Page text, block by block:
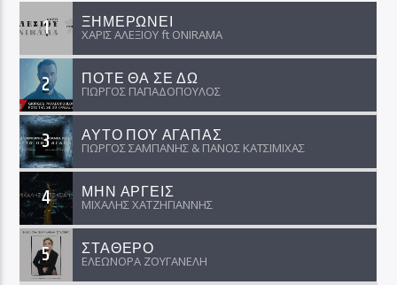
1 ΞΗΜΕΡΩΝΕΙ
ΧΑΡΙΣ ΑΛΕΞΙΟΥ ft ΟNIRAMA
2 ΠΟΤΕ ΘΑ ΣΕ ΔΩ
ΓΙΩΡΓΟΣ ΠΑΠΑΔΟΠΟΥΛΟΣ
3 ΑΥΤΟ ΠΟΥ ΑΓΑΠΑΣ
ΓΙΩΡΓΟΣ ΣΑΜΠΑΝΗΣ & ΠΑΝΟΣ ΚΑΤΣΙΜΙΧΑΣ
4 ΜΗΝ ΑΡΓΕΙΣ
ΜΙΧΑΛΗΣ ΧΑΤΖΗΓΙΑΝΝΗΣ
5 ΣΤΑΘΕΡΟ
ΕΛΕΩΝΟΡΑ ΖΟΥΓΑΝΕΛΗ